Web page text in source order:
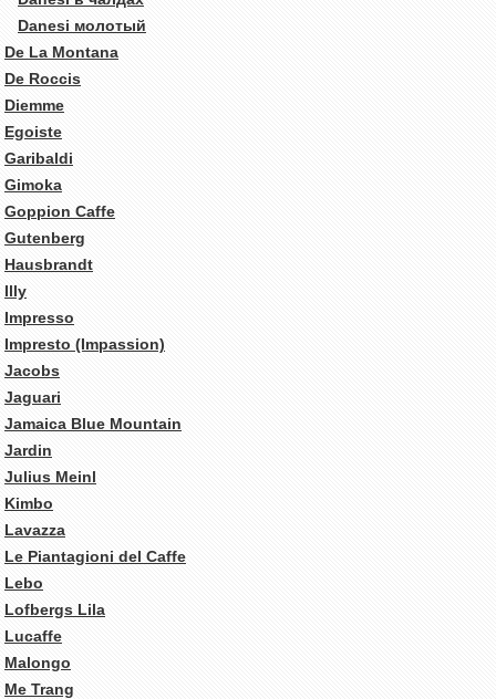
Danesi молотый
De La Montana
De Roccis
Diemme
Egoiste
Garibaldi
Gimoka
Goppion Caffe
Gutenberg
Hausbrandt
Illy
Impresso
Impresto (Impassion)
Jacobs
Jaguari
Jamaica Blue Mountain
Jardin
Julius Meinl
Kimbo
Lavazza
Le Piantagioni del Caffe
Lebo
Lofbergs Lila
Lucaffe
Malongo
Me Trang